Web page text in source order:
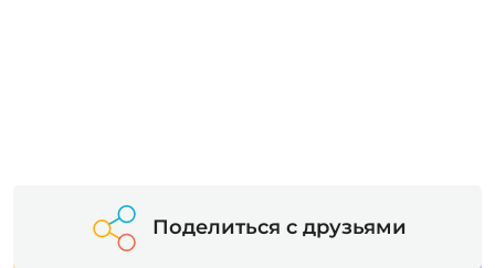
Поделиться с друзьями